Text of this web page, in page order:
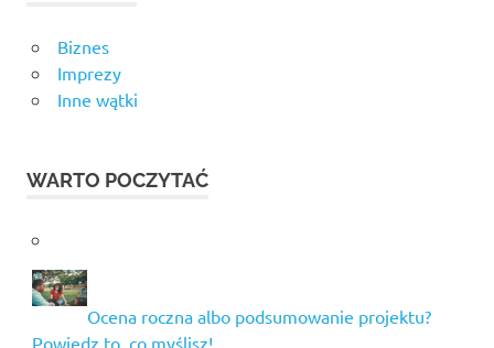
Biznes
Imprezy
Inne wątki
WARTO POCZYTAĆ
Ocena roczna albo podsumowanie projektu?
Powiedz to, co myślisz!